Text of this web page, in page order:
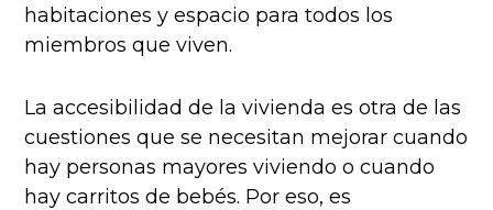
habitaciones y espacio para todos los
miembros que viven.
La accesibilidad de la vivienda es otra de las
cuestiones que se necesitan mejorar cuando
hay personas mayores viviendo o cuando
hay carritos de bebés. Por eso, es